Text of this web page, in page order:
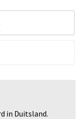
in Duitsland.